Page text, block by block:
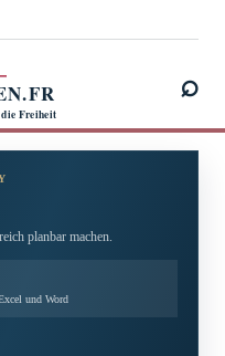
Freiheit
⌕
planbar machen.
und Word